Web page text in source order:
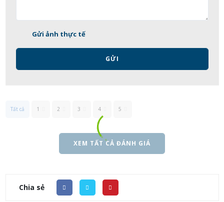
Gửi ảnh thực tế
GỬI
Tất cả 1 2 3 4 5
XEM TẤT CẢ ĐÁNH GIÁ
Chia sẻ